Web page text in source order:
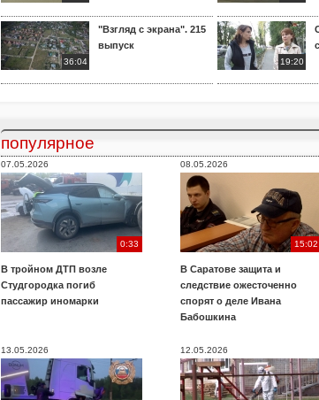
36:04
"Взгляд с экрана". 215
выпуск
19:20
популярное
07.05.2026
0:33
В тройном ДТП возле
Студгородка погиб
пассажир иномарки
08.05.2026
15:02
В Саратове защита и
следствие ожесточенно
спорят о деле Ивана
Бабошкина
13.05.2026 12.05.2026